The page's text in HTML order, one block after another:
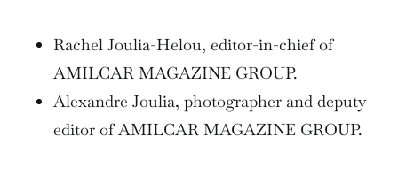
Rachel Joulia-Helou, editor-in-chief of
AMILCAR MAGAZINE GROUP.
Alexandre Joulia, photographer and deputy
editor of AMILCAR MAGAZINE GROUP.